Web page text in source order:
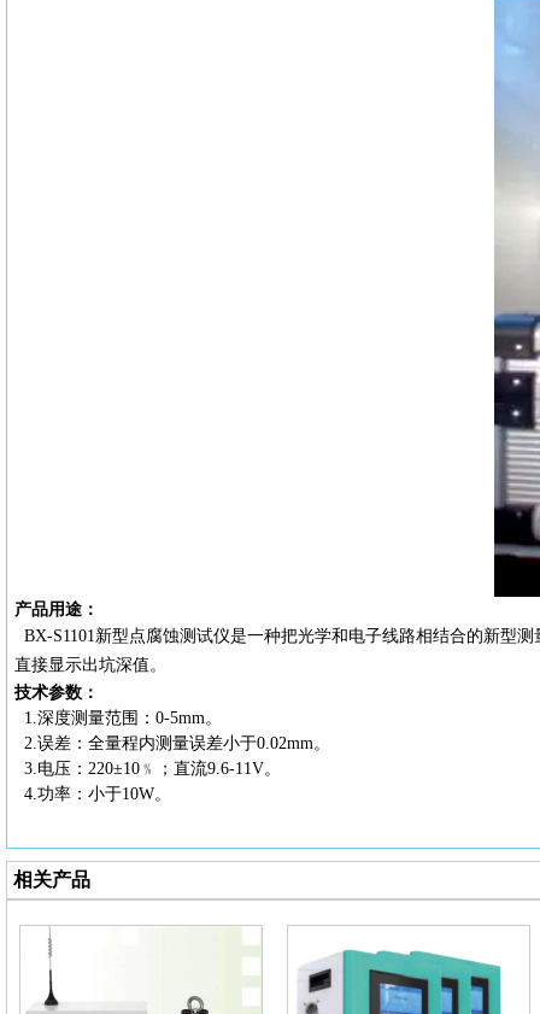
产品用途：
BX-S1101新型点腐蚀测试仪是一种把光学和电子线路相结合的新型
直接显示出坑深值。
技术参数：
1.深度测量范围： 0-5mm。
2.误差：全量程内测量误差小于0.02mm。
3.电压： 220±10﹪；直流9.6-11V。
4.功率：小于10W。
相关产品